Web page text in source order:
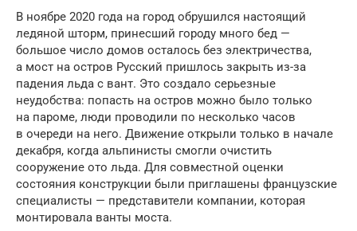
В ноябре 2020 года на город обрушился настоящий
ледяной шторм, принесший городу много бед —
большое число домов осталось без электричества,
а мост на остров Русский пришлось закрыть из-за
падения льда с вант. Это создало серьезные
неудобства: попасть на остров можно было только
на пароме, люди проводили по несколько часов
в очереди на него. Движение открыли только в начале
декабря, когда альпинисты смогли очистить
сооружение ото льда. Для совместной оценки
состояния конструкции были приглашены французские
специалисты — представители компании, которая
монтировала ванты моста.